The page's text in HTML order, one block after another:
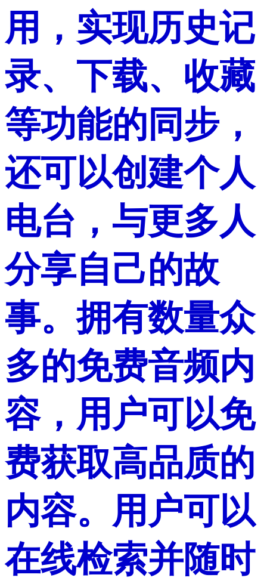
用，实现历史记
录、下载、收藏
等功能的同步，
还可以创建个人
电台，与更多人
分享自己的故
事。拥有数量众
多的免费音频内
容，用户可以免
费获取高品质的
内容。用户可以
在线检索并随时